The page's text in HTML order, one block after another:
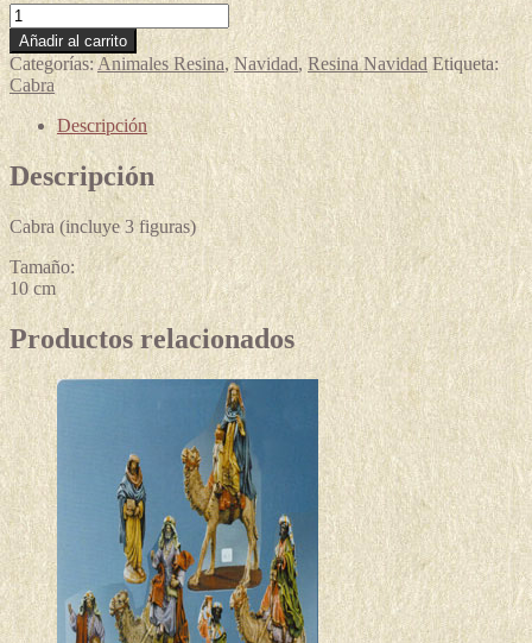
1077/0
Cabras
cantidad
Añadir al carrito
Categorías:Animales Resina,Navidad, Resina Navidad Etiqueta:
Cabra
Descripción
Descripción
Cabra (incluye 3 figuras)
Tamaño:
10 cm
Productos relacionados